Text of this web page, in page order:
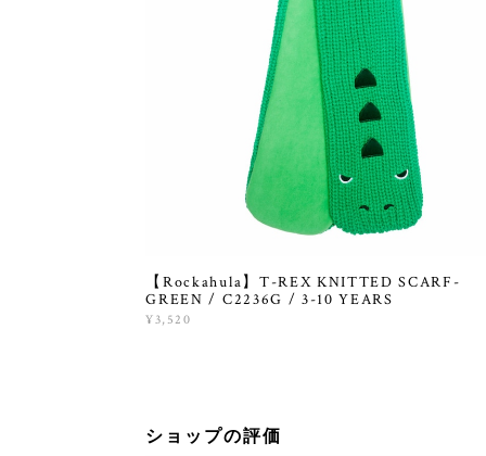
【Rockahula】T-REX KNITTED SCARF-
GREEN / C2236G / 3-10 YEARS
¥3,520
ショップの評価